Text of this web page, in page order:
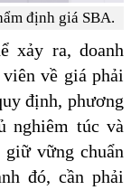
định giá SBA.
xảy ra, doanh
về giá phải
định, phương
nghiêm túc và
giữ vững chuẩn
đó, cần phải